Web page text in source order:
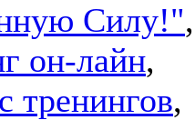
Силу!",
он-лайн,
тренингов,